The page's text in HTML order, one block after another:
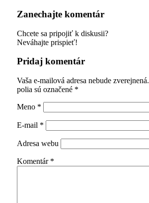
Zanechajte komentár
Chcete sa pripojiť k diskusii?
Neváhajte prispieť!
Pridaj komentár
Vaša e-mailová adresa nebude zverejnená.
polia sú označené *
Meno *
E-mail *
Adresa webu
Komentár *